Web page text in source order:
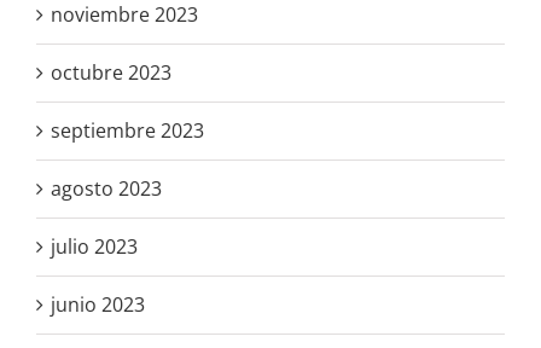
noviembre 2023
octubre 2023
septiembre 2023
agosto 2023
julio 2023
junio 2023